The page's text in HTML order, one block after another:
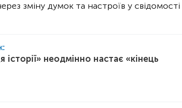
зміну думок та настроїв у свідомості
історії» неодмінно настає «кінець